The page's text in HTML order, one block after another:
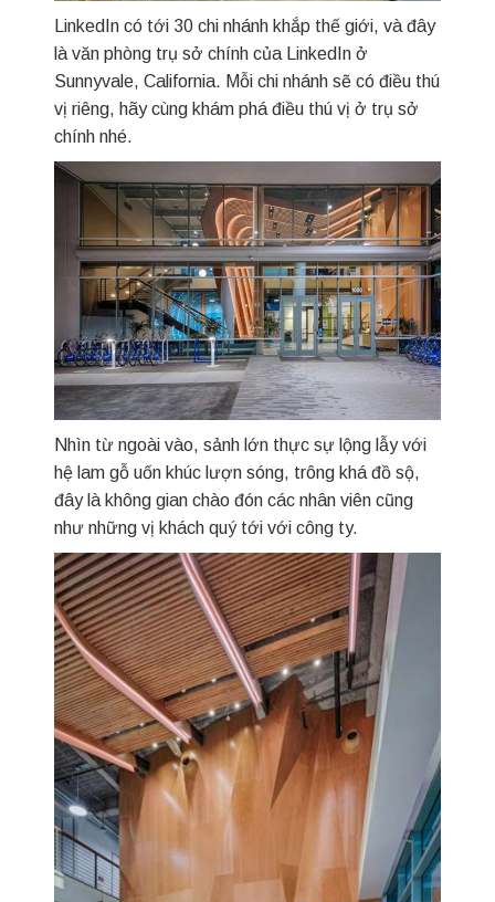
LinkedIn có tới 30 chi nhánh khắp thế giới, và đây
là văn phòng trụ sở chính của LinkedIn ở
Sunnyvale, California. Mỗi chi nhánh sẽ có điều thú
vị riêng, hãy cùng khám phá điều thú vị ở trụ sở
chính nhé.
Nhìn từ ngoài vào, sảnh lớn thực sự lộng lẫy với
hệ lam gỗ uốn khúc lượn sóng, trông khá đồ sộ,
đây là không gian chào đón các nhân viên cũng
như những vị khách quý tới với công ty.